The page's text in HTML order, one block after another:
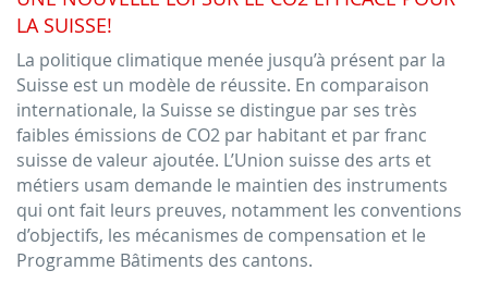
LA SUISSE!
La politique climatique menée jusqu’à présent par la
Suisse est un modèle de réussite. En comparaison
internationale, la Suisse se distingue par ses très
faibles émissions de CO2 par habitant et par franc
suisse de valeur ajoutée. L’Union suisse des arts et
métiers usam demande le maintien des instruments
qui ont fait leurs preuves, notamment les conventions
d’objectifs, les mécanismes de compensation et le
Programme Bâtiments des cantons.